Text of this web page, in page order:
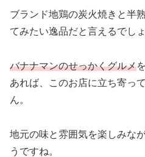
ブランド地鶏の炭火焼きと半
てみたい逸品だと言えるでしょ
バナナマンのせっかくグルメ
あれば、このお店に立ち寄っ
ん。
地元の味と雰囲気を楽しみな
うですね。